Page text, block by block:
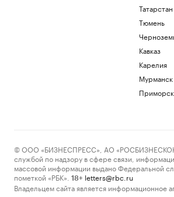
Мадьяр ответил на вопрос, останется
Росфинмониторинг рассказал, как
помог выявить криптомошенников в
Татарстан
Тюмень
Кавказ
Карелия
Мурманск
© ООО «БИЗНЕСПРЕСС», АО
службой по надзору в сфере связи,
массовой информации выдано Федеральной
пометкой «РБК».
18+ letters@rbc.ru
Владельцем сайта является информационное